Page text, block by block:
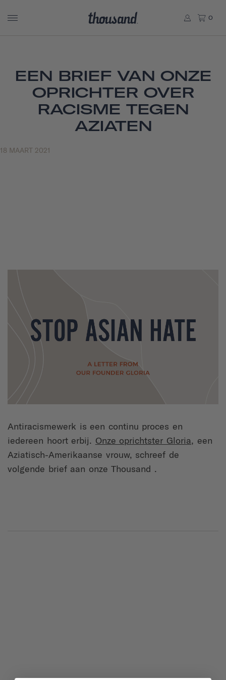
0
EEN BRIEF VAN ONZE
OPRICHTER OVER
RACISME TEGEN
AZIATEN
18 MAART 2021
Antiracismewerk is een continu proces en
iedereen hoort erbij. Onze oprichtster Gloria, een
Aziatisch-Amerikaanse vrouw, schreef de
volgende brief aan onze Thousand .